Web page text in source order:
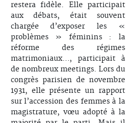
restera fidèle. Elle participait
aux débats, était souvent
chargée d’exposer les «
problèmes » féminins : la
réforme des régimes
matrimoniaux…, participait à
de nombreux meetings. Lors du
congrès parisien de novembre
1931, elle présente un rapport
sur l’accession des femmes à la
magistrature, vœu adopté à la